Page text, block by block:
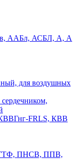
ААБл, АСБЛ, А, А
для воздушных
FRLS, КВВ
ПНСВ, ППВ,